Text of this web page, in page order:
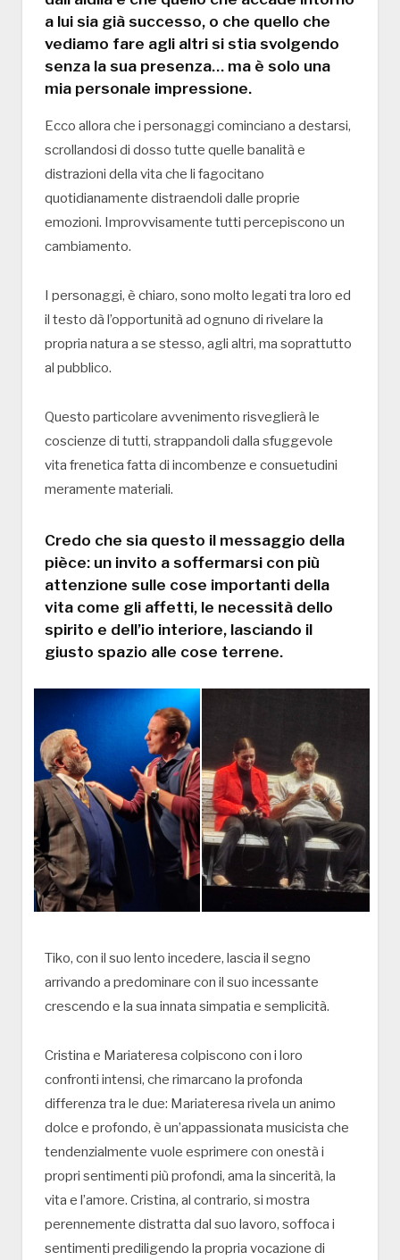
a lui sia già successo, o che quello che
vediamo fare agli altri si stia svolgendo
senza la sua presenza… ma è solo una
mia personale impressione.
Ecco allora che i personaggi cominciano a destarsi,
scrollandosi di dosso tutte quelle banalità e
distrazioni della vita che li fagocitano
quotidianamente distraendoli dalle proprie
emozioni. Improvvisamente tutti percepiscono un
cambiamento.
I personaggi, è chiaro, sono molto legati tra loro ed
il testo dà l’opportunità ad ognuno di rivelare la
propria natura a se stesso, agli altri, ma soprattutto
al pubblico.
Questo particolare avvenimento risveglierà le
coscienze di tutti, strappandoli dalla sfuggevole
vita frenetica fatta di incombenze e consuetudini
meramente materiali.
Credo che sia questo il messaggio della
pièce: un invito a soffermarsi con più
attenzione sulle cose importanti della
vita come gli affetti, le necessità dello
spirito e dell’io interiore, lasciando il
giusto spazio alle cose terrene.
Tiko, con il suo lento incedere, lascia il segno
arrivando a predominare con il suo incessante
crescendo e la sua innata simpatia e semplicità.
Cristina e Mariateresa colpiscono con i loro
confronti intensi, che rimarcano la profonda
differenza tra le due: Mariateresa rivela un animo
dolce e profondo, è un’appassionata musicista che
tendenzialmente vuole esprimere con onestà i
propri sentimenti più profondi, ama la sincerità, la
vita e l’amore. Cristina, al contrario, si mostra
perennemente distratta dal suo lavoro, soffoca i
sentimenti prediligendo la propria vocazione di